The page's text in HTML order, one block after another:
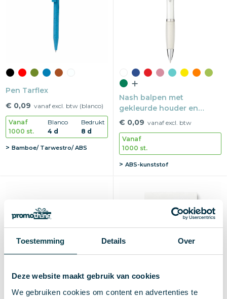
Toestemming Details Over
Deze website maakt gebruik van cookies
We gebruiken cookies om content en advertenties te
Pen Tarflex
€ 0,09 vanaf excl. btw (blanco)
Vanaf
1000 st.
Blanco
4 d
Bedrukt
8 d
Bamboe/ Tarwestro/ ABS
Nash balpen met
gekleurde houder en
gekleurde grip (blauwe
€ 0,09 vanaf excl. btw
Vanaf
1000 st.
ABS-kunststof